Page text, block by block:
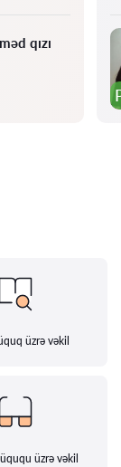
qızı
üzrə vəkil
üzrə vəkil